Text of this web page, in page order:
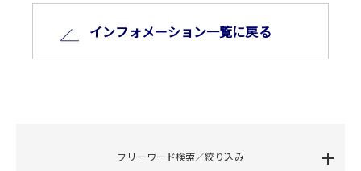
インフォメーション⼀覧に戻る
フリーワード検索／絞り込み